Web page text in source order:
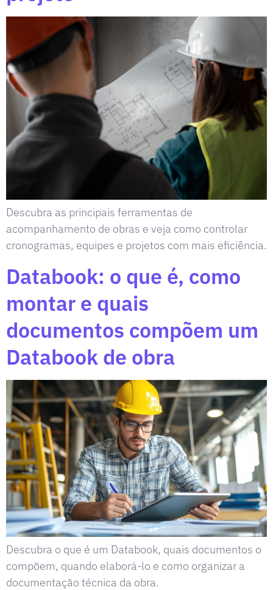
Descubra as principais ferramentas de
acompanhamento de obras e veja como controlar
cronogramas, equipes e projetos com mais eficiência.
Databook: o que é, como
montar e quais
documentos compõem um
Databook de obra
Descubra o que é um Databook, quais documentos o
compõem, quando elaborá-lo e como organizar a
documentação técnica da obra.